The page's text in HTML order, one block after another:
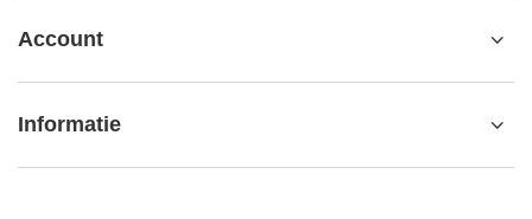
Account
Informatie